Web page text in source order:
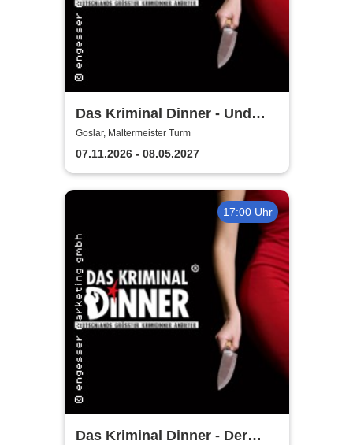
Das Kriminal Dinner - Und
raus bist du
Goslar, Maltermeister Turm
07.11.2026 - 08.05.2027
17:00 Uhr
Das Kriminal Dinner - Der